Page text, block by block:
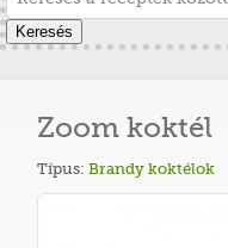
Keresés
Zoom koktél
Típus: Brandy koktélok